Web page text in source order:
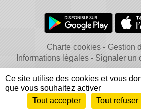
Charte cookies
Gestion
Informations légales
Signaler un
Envie de participer ?
Ce site utilise des cookies et vous
que vous souhaitez activer
Tout accepter
Tout refuser